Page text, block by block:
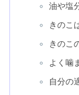
油や塩
きのこ
きのこ
よく噛
自分の